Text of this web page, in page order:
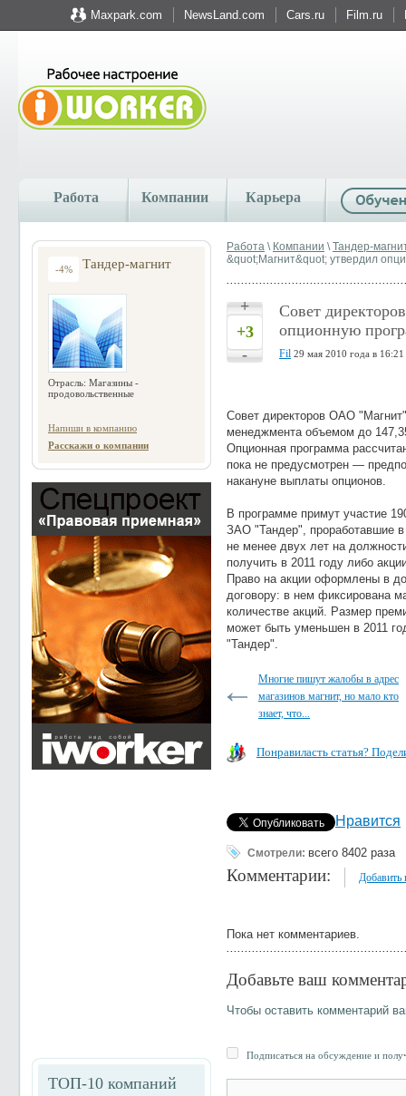
Maxpark.com NewsLand.com Cars.ru Film.ru
Работа Компании Карьера
-4% Тандер-магнит
Отрасль: Магазины -
продовольственные
Напиши в компанию
Расскажи о компании
ТОП-10 компаний
Работа \ Компании \Тандер-
&quot;Магнит&quot; утвердил
+
+3
-
Совет
опционную
Fil 29 мая 2010 года в 16:21
Совет директоров ОАО
менеджмента объемом до
Опционная программа
пока не предусмотрен —
накануне выплаты опционов.
В программе примут участие
ЗАО "Тандер", проработавшие
не менее двух лет на
получить в 2011 году либо
Право на акции оформлены в
договору: в нем фиксирована
количестве акций. Размер
может быть уменьшен в 2011
"Тандер".
Многие пишут жалобы в адрес
магазинов магнит, но мало кто
знает, что...
Понравиласть статья?
Нравится
Смотрели: всего 8402 раза
Комментарии: Добавить
Пока нет комментариев.
Добавьте ваш
Чтобы оставить комментарий
Подписаться на обсуждение и